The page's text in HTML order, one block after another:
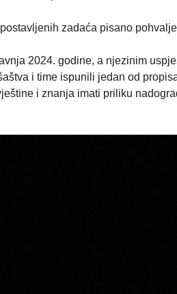
zadaća pisano
2024. godine, a njezinim
i time ispunili jedan od
i znanja imati priliku